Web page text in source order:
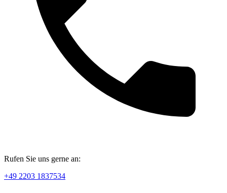
Rufen Sie uns gerne an:
+49 2203 1837534